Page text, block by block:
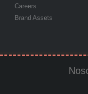
Careers
Brand Assets